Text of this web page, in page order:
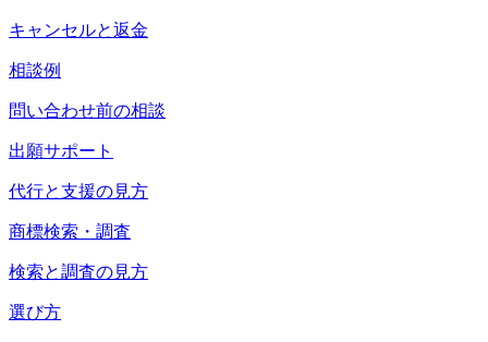
キャンセルと返金
相談例
問い合わせ前の相談
出願サポート
代行と支援の見方
商標検索・調査
検索と調査の見方
選び方